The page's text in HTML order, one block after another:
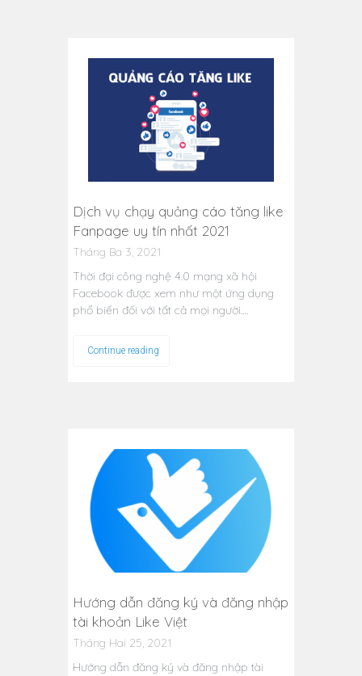
Dịch vụ chạy quảng cáo tăng like
Fanpage uy tín nhất 2021
Tháng Ba 3, 2021
Thời đại công nghệ 4.0 mạng xã hội
Facebook được xem như một ứng dụng
phổ biến đối với tất cả mọi người.…
Continue reading
Hướng dẫn đăng ký và đăng nhập
tài khoản Like Việt
Tháng Hai 25, 2021
Hướng dẫn đăng ký và đăng nhập tài